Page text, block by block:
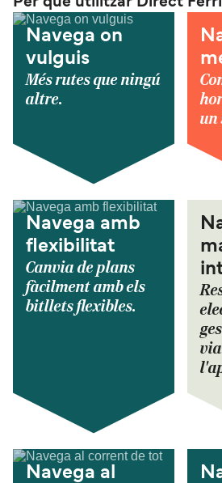
Navega on
vulguis
Més rutes que ningú
altre.
un
Navega amb
flexibilitat
Canvia de plans
fàcilment amb els
bitllets flexibles.
Navega al